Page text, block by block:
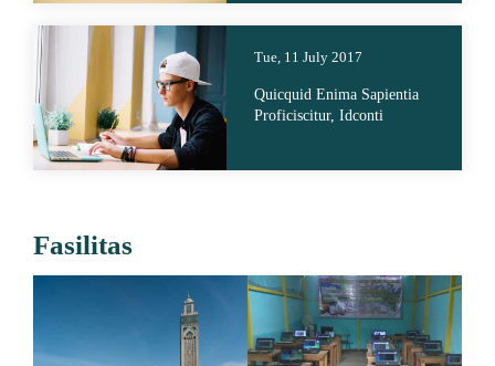
Tue, 11 July 2017
Quicquid Enima Sapientia
Proficiscitur, Idconti
Fasilitas